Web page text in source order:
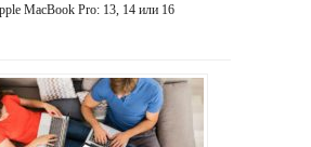
MacBook Pro: 13, 14 или 16